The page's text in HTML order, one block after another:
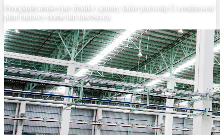
Przeglądaj atrakcyjne działki i grunty, które pozwolą Ci zrealizować
plan budowy domu lub inwestycji.